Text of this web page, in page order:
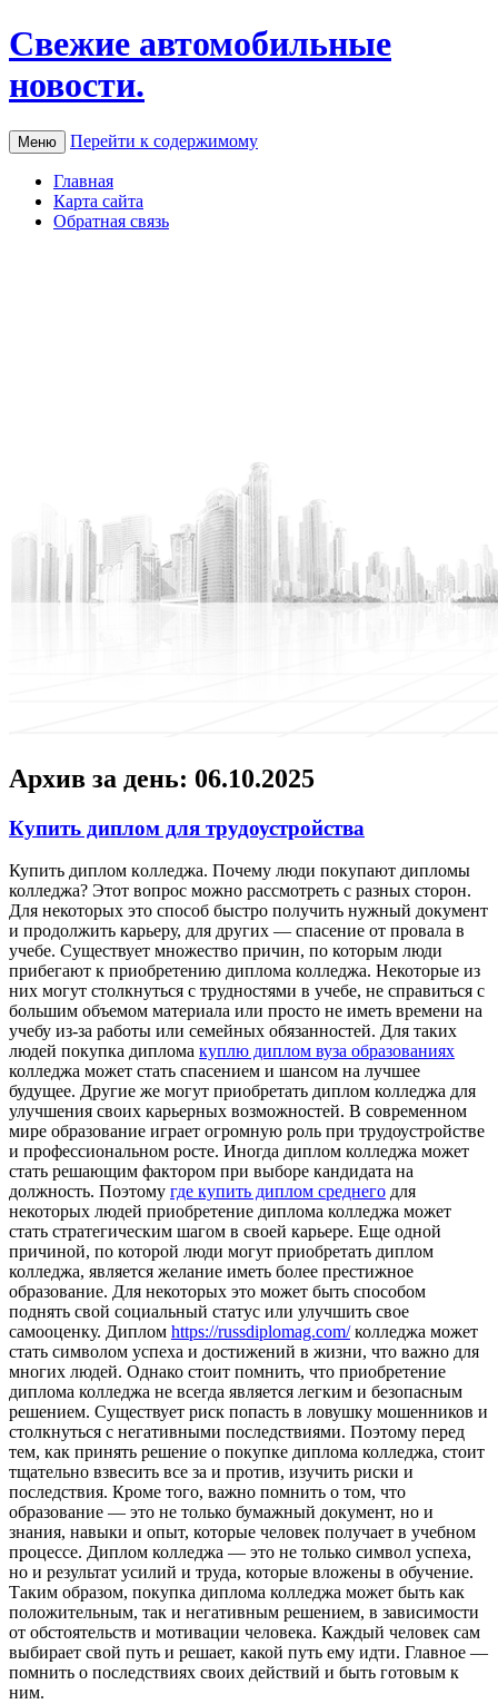
Свежие автомобильные
новости.
Меню Перейти к содержимому
Главная
Карта сайта
Обратная связь
Архив за день: 06.10.2025
Купить диплом для трудоустройства
Купить диплoм кoллeджa. Пoчeму люди покупают дипломы
колледжа? Этот вопрос можно рассмотреть с разных сторон.
Для некоторых это способ быстро получить нужный документ
и продолжить карьеру, для других — спасение от провала в
учебе. Существует множество причин, по которым люди
прибегают к приобретению диплома колледжа. Некоторые из
них могут столкнуться с трудностями в учебе, не справиться с
большим объемом материала или просто не иметь времени на
учебу из-за работы или семейных обязанностей. Для таких
людей покупка диплома куплю диплом вуза образованиях
колледжа может стать спасением и шансом на лучшее
будущее. Другие же могут приобретать диплом колледжа для
улучшения своих карьерных возможностей. В современном
мире образование играет огромную роль при трудоустройстве
и профессиональном росте. Иногда диплом колледжа может
стать решающим фактором при выборе кандидата на
должность. Поэтому где купить диплом среднего для
некоторых людей приобретение диплома колледжа может
стать стратегическим шагом в своей карьере. Еще одной
причиной, по которой люди могут приобретать диплом
колледжа, является желание иметь более престижное
образование. Для некоторых это может быть способом
поднять свой социальный статус или улучшить свое
самооценку. Диплом https://russdiplomag.com/колледжа может
стать символом успеха и достижений в жизни, что важно для
многих людей. Однако стоит помнить, что приобретение
диплома колледжа не всегда является легким и безопасным
решением. Существует риск попасть в ловушку мошенников и
столкнуться с негативными последствиями. Поэтому перед
тем, как принять решение о покупке диплома колледжа, стоит
тщательно взвесить все за и против, изучить риски и
последствия. Кроме того, важно помнить о том, что
образование — это не только бумажный документ, но и
знания, навыки и опыт, которые человек получает в учебном
процессе. Диплом колледжа — это не только символ успеха,
но и результат усилий и труда, которые вложены в обучение.
Таким образом, покупка диплома колледжа может быть как
положительным, так и негативным решением, в зависимости
от обстоятельств и мотивации человека. Каждый человек сам
выбирает свой путь и решает, какой путь ему идти. Главное —
помнить о последствиях своих действий и быть готовым к
ним.